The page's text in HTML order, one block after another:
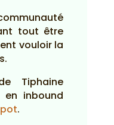
tout être
vouloir la
Tiphaine
en inbound
.